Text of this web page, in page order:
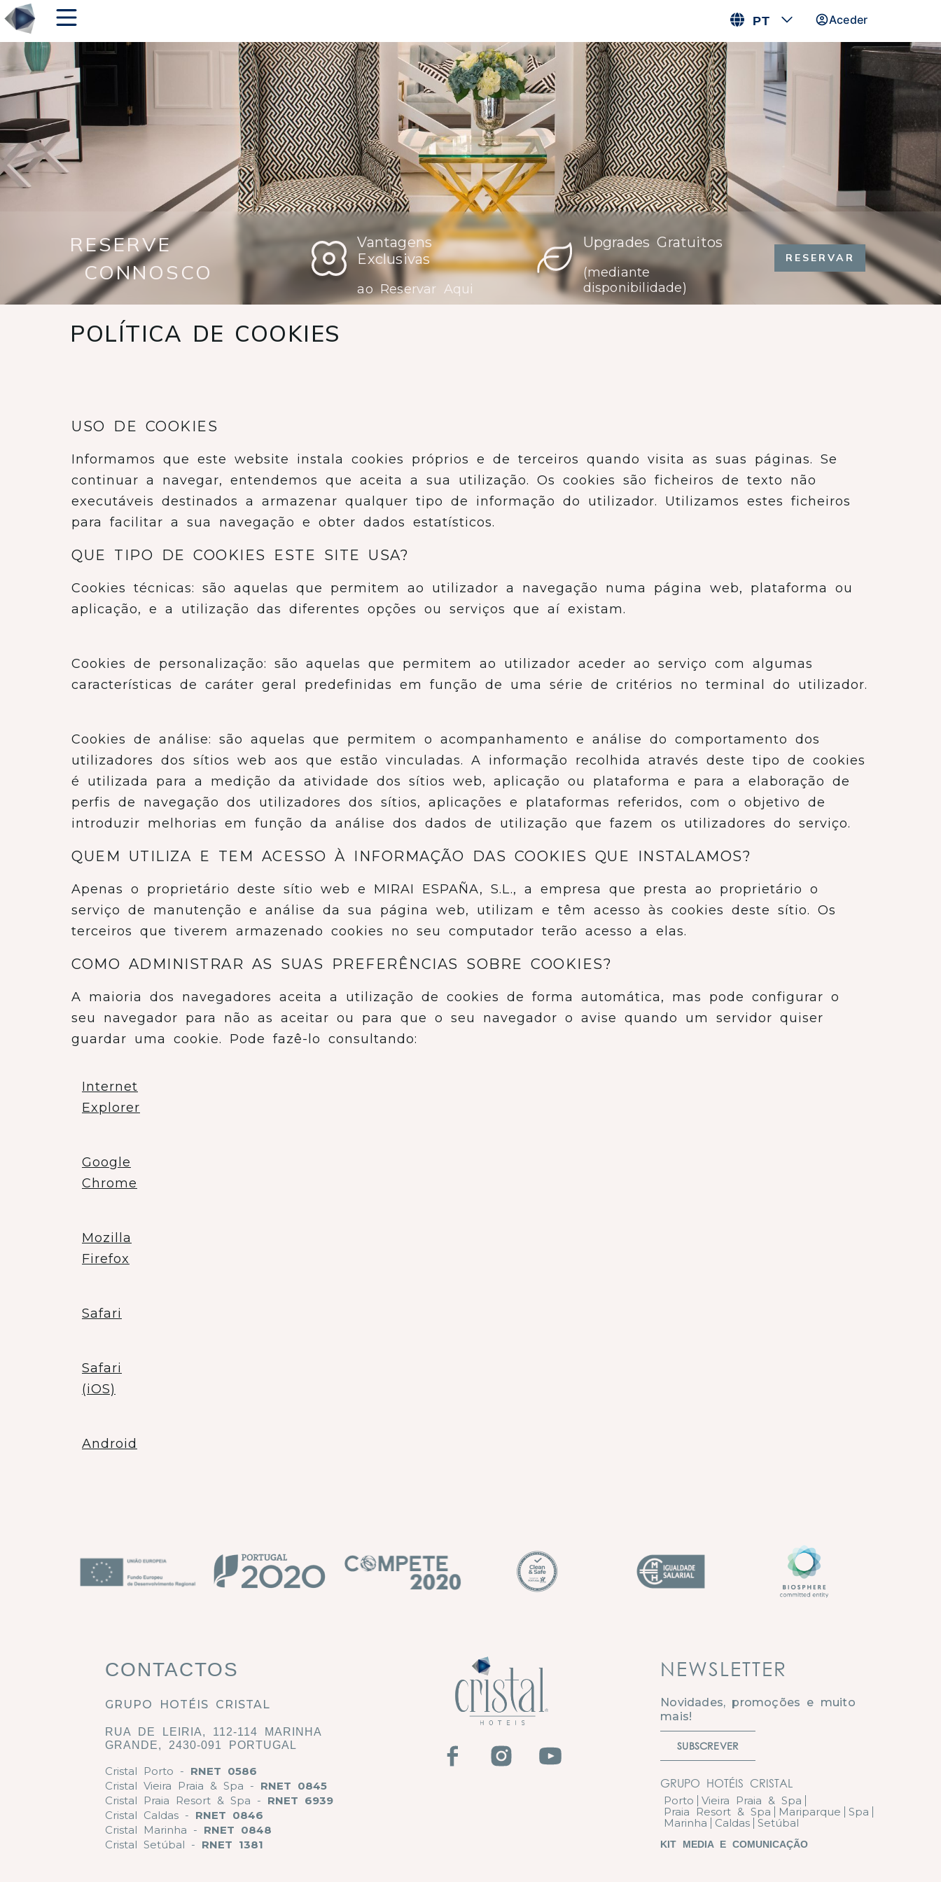
PT Aceder
RESERVE
CONNOSCO
Melhor Preço
Disponível
Vantagens
Exclusivas
ao Reservar Aqui
Upgrades Gratuitos
(mediante
disponibilidade)
Free WiFi
RESERVAR
POLÍTICA DE COOKIES
USO DE COOKIES
Informamos que este website instala cookies próprios e de terceiros quando visita as suas páginas. Se
continuar a navegar, entendemos que aceita a sua utilização. Os cookies são ficheiros de texto não
executáveis destinados a armazenar qualquer tipo de informação do utilizador. Utilizamos estes ficheiros
para facilitar a sua navegação e obter dados estatísticos.
QUE TIPO DE COOKIES ESTE SITE USA?
Cookies técnicas: são aquelas que permitem ao utilizador a navegação numa página web, plataforma ou
aplicação, e a utilização das diferentes opções ou serviços que aí existam.
Cookies de personalização: são aquelas que permitem ao utilizador aceder ao serviço com algumas
características de caráter geral predefinidas em função de uma série de critérios no terminal do utilizador.
Cookies de análise: são aquelas que permitem o acompanhamento e análise do comportamento dos
utilizadores dos sítios web aos que estão vinculadas. A informação recolhida através deste tipo de cookies
é utilizada para a medição da atividade dos sítios web, aplicação ou plataforma e para a elaboração de
perfis de navegação dos utilizadores dos sítios, aplicações e plataformas referidos, com o objetivo de
introduzir melhorias em função da análise dos dados de utilização que fazem os utilizadores do serviço.
QUEM UTILIZA E TEM ACESSO À INFORMAÇÃO DAS COOKIES QUE INSTALAMOS?
Apenas o proprietário deste sítio web e MIRAI ESPAÑA, S.L., a empresa que presta ao proprietário o
serviço de manutenção e análise da sua página web, utilizam e têm acesso às cookies deste sítio. Os
terceiros que tiverem armazenado cookies no seu computador terão acesso a elas.
COMO ADMINISTRAR AS SUAS PREFERÊNCIAS SOBRE COOKIES?
A maioria dos navegadores aceita a utilização de cookies de forma automática, mas pode configurar o
seu navegador para não as aceitar ou para que o seu navegador o avise quando um servidor quiser
guardar uma cookie. Pode fazê-lo consultando:
Internet
Explorer
Google
Chrome
Mozilla
Firefox
Safari
Safari
(iOS)
Android
CONTACTOS
GRUPO HOTÉIS CRISTAL
RUA DE LEIRIA, 112-114 MARINHA
GRANDE, 2430-091 PORTUGAL
Cristal Porto - RNET 0586
Cristal Vieira Praia & Spa - RNET 0845
Cristal Praia Resort & Spa - RNET 6939
Cristal Caldas - RNET 0846
Cristal Marinha - RNET 0848
Cristal Setúbal - RNET 1381
NEWSLETTER
Novidades, promoções e muito
mais!
SUBSCREVER
GRUPO HOTÉIS CRISTAL
Porto
Vieira Praia & Spa
Praia Resort & Spa
Mariparque
Spa
Marinha
Caldas Setúbal
KIT MEDIA E COMUNICAÇÃO